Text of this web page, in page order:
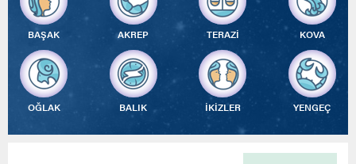
BAŞAK AKREP TERAZİ KOVA
OĞLAK BALIK İKİZLER YENGEÇ